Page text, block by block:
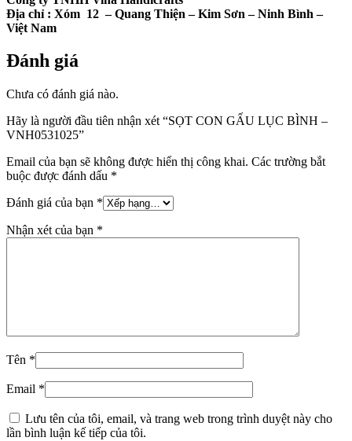
Địa chỉ : Xóm 12 – Quang Thiện – Kim Sơn – Ninh Bình –
Việt Nam
Đánh giá
Chưa có đánh giá nào.
Hãy là người đầu tiên nhận xét “SỌT CON GẤU LỤC BÌNH –
VNH0531025”
Email của bạn sẽ không được hiển thị công khai. Các trường bắt
buộc được đánh dấu *
Đánh giá của bạn *
Nhận xét của bạn *
Tên *
Email *
Lưu tên của tôi, email, và trang web trong trình duyệt này cho
lần bình luận kế tiếp của tôi.